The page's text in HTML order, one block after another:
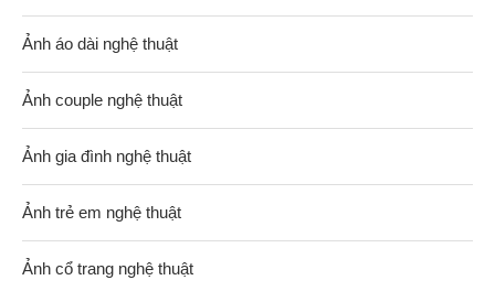
Ảnh áo dài nghệ thuật
Ảnh couple nghệ thuật
Ảnh gia đình nghệ thuật
Ảnh trẻ em nghệ thuật
Ảnh cổ trang nghệ thuật